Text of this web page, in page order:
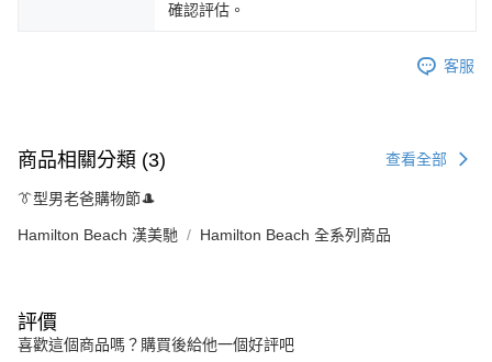
確認評估。
客服
商品相關分類 (3) 查看全部
👔型男老爸購物節🎩
Hamilton Beach 漢美馳 Hamilton Beach 全系列商品
評價
喜歡這個商品嗎？購買後給他一個好評吧